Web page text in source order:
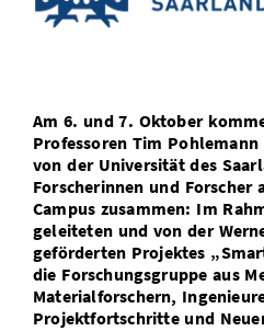
Vom Studium in den Beruf
Study Scheduler
Bibliothek
Start-ups
IT-Themenabend
Ranking
SIC Merchandise
SIC Podcast
Termine, Vorträge und
Alumni
Am 6. und 7. Oktober
Professoren Tim Pohlemann
von der Universität des
Forscherinnen und Forscher
Campus zusammen: Im
geleiteten und von der
geförderten Projektes
die Forschungsgruppe aus
Materialforschern,
Projektfortschritte und